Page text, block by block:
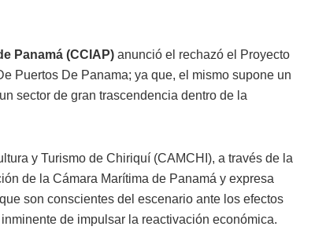
Panamá (CCIAP) anunció el rechazó el Proyecto
Puertos De Panama; ya que, el mismo supone un
sector de gran trascendencia dentro de la
y Turismo de Chiriquí (CAMCHI), a través de la
de la Cámara Marítima de Panamá y expresa
son conscientes del escenario ante los efectos
de impulsar la reactivación económica.